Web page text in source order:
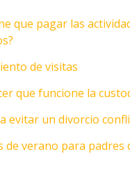
que pagar las
de visitas
que funcione la
evitar un divorcio
de verano para padres